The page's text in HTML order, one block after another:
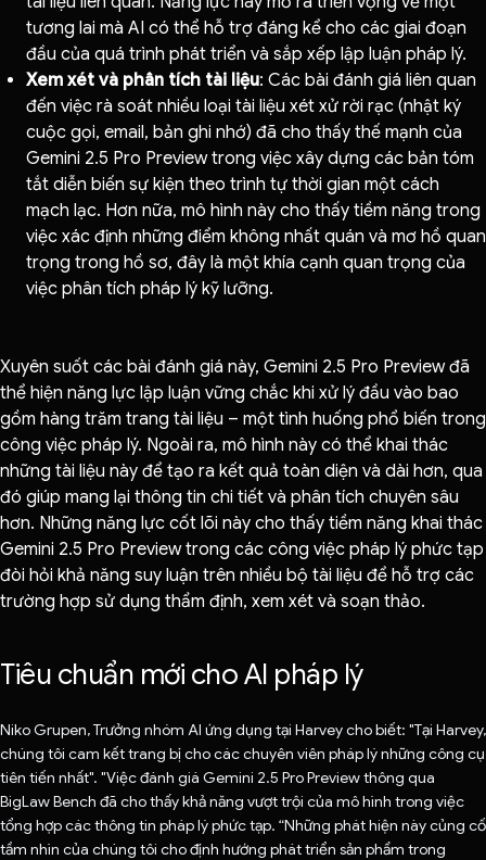
tương lai mà AI có thể hỗ trợ đáng kể cho các giai đoạn
đầu của quá trình phát triển và sắp xếp lập luận pháp lý.
Xem xét và phân tích tài liệu: Các bài đánh giá liên quan
đến việc rà soát nhiều loại tài liệu xét xử rời rạc (nhật ký
cuộc gọi, email, bản ghi nhớ) đã cho thấy thế mạnh của
Gemini 2.5 Pro Preview trong việc xây dựng các bản tóm
tắt diễn biến sự kiện theo trình tự thời gian một cách
mạch lạc. Hơn nữa, mô hình này cho thấy tiềm năng trong
việc xác định những điểm không nhất quán và mơ hồ quan
trọng trong hồ sơ, đây là một khía cạnh quan trọng của
việc phân tích pháp lý kỹ lưỡng.
Xuyên suốt các bài đánh giá này, Gemini 2.5 Pro Preview đã
thể hiện năng lực lập luận vững chắc khi xử lý đầu vào bao
gồm hàng trăm trang tài liệu – một tình huống phổ biến trong
công việc pháp lý. Ngoài ra, mô hình này có thể khai thác
những tài liệu này để tạo ra kết quả toàn diện và dài hơn, qua
đó giúp mang lại thông tin chi tiết và phân tích chuyên sâu
hơn. Những năng lực cốt lõi này cho thấy tiềm năng khai thác
Gemini 2.5 Pro Preview trong các công việc pháp lý phức tạp
đòi hỏi khả năng suy luận trên nhiều bộ tài liệu để hỗ trợ các
trường hợp sử dụng thẩm định, xem xét và soạn thảo.
Tiêu chuẩn mới cho AI pháp lý
Niko Grupen, Trưởng nhóm AI ứng dụng tại Harvey cho biết: "Tại Harvey,
chúng tôi cam kết trang bị cho các chuyên viên pháp lý những công cụ
tiên tiến nhất". "Việc đánh giá Gemini 2.5 Pro Preview thông qua
BigLaw Bench đã cho thấy khả năng vượt trội của mô hình trong việc
tổng hợp các thông tin pháp lý phức tạp. “Những phát hiện này củng cố
tầm nhìn của chúng tôi cho định hướng phát triển sản phẩm trong